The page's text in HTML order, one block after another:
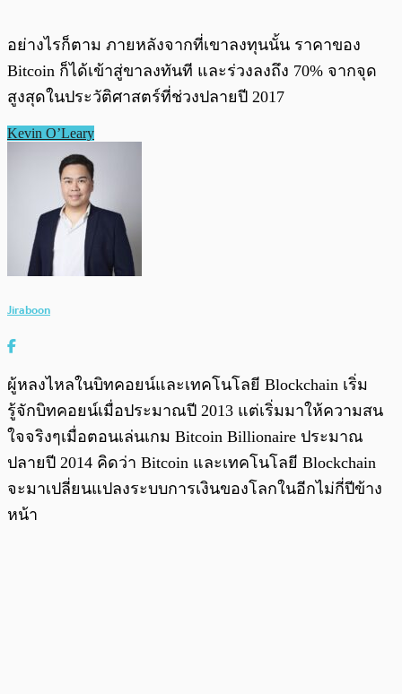
อย่างไรก็ตาม ภายหลังจากที่เขาลงทุนนั้น ราคาของ
Bitcoin ก็ได้เข้าสู่ขาลงทันที และร่วงลงถึง 70% จากจุด
สูงสุดในประวัติศาสตร์ที่ช่วงปลายปี 2017
Kevin O’Leary
Jiraboon
ผู้หลงไหลในบิทคอยน์และเทคโนโลยี Blockchain เริ่ม
รู้จักบิทคอยน์เมื่อประมาณปี 2013 แต่เริ่มมาให้ความสน
ใจจริงๆเมื่อตอนเล่นเกม Bitcoin Billionaire ประมาณ
ปลายปี 2014 คิดว่า Bitcoin และเทคโนโลยี Blockchain
จะมาเปลี่ยนแปลงระบบการเงินของโลกในอีกไม่กี่ปีข้าง
หน้า